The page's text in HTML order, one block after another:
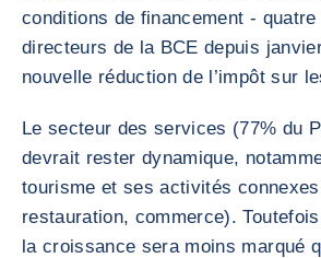
conditions de financement -
directeurs de la BCE depuis
nouvelle réduction de l’impôt sur
Le secteur des services (77% du
devrait rester dynamique,
tourisme et ses activités
restauration, commerce).
la croissance sera moins marqué